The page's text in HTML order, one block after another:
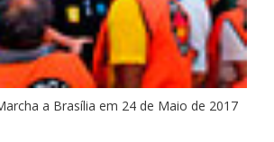
a Brasília em 24 de Maio de 2017